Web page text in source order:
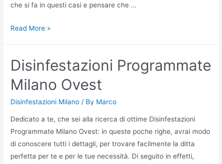
che si fa in questi casi e pensare che …
Quando
Milano
Read More »
Disinfestazioni Programmate
Milano Ovest
Disinfestazioni Milano / By Marco
Dedicato a te, che sei alla ricerca di ottime Disinfestazioni
Programmate Milano Ovest: in queste poche righe, avrai modo
di conoscere tutti i dettagli, per trovare facilmente la ditta
perfetta per te e per le tue necessità. Di seguito in effetti,